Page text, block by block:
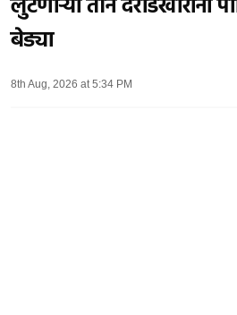
लुटणाऱ्या तीन दरोडेखोरांना
बेड्या
8th Aug, 2026 at 5:34 PM